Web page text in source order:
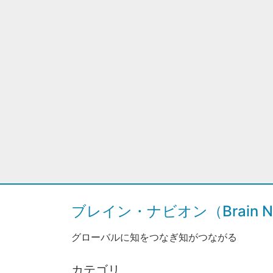
ブレイン・ナビオン（Brain
グローバルに知をつなぎ知がつながる
カテゴリ